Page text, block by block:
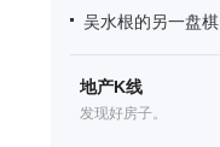
吴水根的另一盘棋
地产K线
发现好房子。